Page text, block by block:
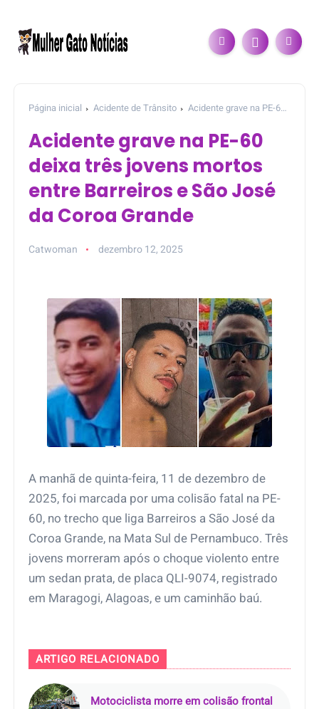
Página inicial Acidente de Trânsito
Acidente grave na PE-60
Grande
Acidente grave na PE-60
deixa três jovens mortos
entre Barreiros e São José
da Coroa Grande
Catwoman dezembro 12, 2025
A manhã de quinta-feira, 11 de dezembro de
2025, foi marcada por uma colisão fatal na PE-
60, no trecho que liga Barreiros a São José da
Coroa Grande, na Mata Sul de Pernambuco. Três
jovens morreram após o choque violento entre
um sedan prata, de placa QLI-9074, registrado
em Maragogi, Alagoas, e um caminhão baú.
ARTIGO RELACIONADO
Motociclista morre em colisão frontal